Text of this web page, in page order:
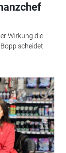
Wirkung die
scheidet